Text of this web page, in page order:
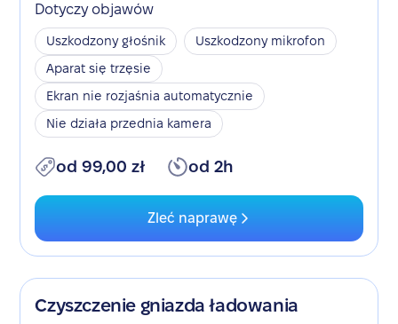
Dotyczy objawów
Uszkodzony głośnik
Uszkodzony mikrofon
Aparat się trzęsie
Ekran nie rozjaśnia automatycznie
Nie działa przednia kamera
od 99,00 zł od 2h
Zleć naprawę
Czyszczenie gniazda ładowania